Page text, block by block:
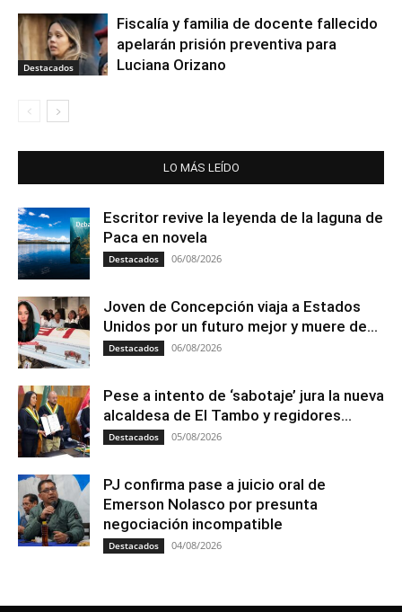
Destacados
Fiscalía y familia de docente fallecido
apelarán prisión preventiva para
Luciana Orizano
LO MÁS LEÍDO
Escritor revive la leyenda de la laguna de
Paca en novela
Destacados 06/08/2026
Joven de Concepción viaja a Estados
Unidos por un futuro mejor y muere de...
Destacados 06/08/2026
Pese a intento de ‘sabotaje’ jura la nueva
alcaldesa de El Tambo y regidores...
Destacados 05/08/2026
PJ confirma pase a juicio oral de
Emerson Nolasco por presunta
negociación incompatible
Destacados 04/08/2026